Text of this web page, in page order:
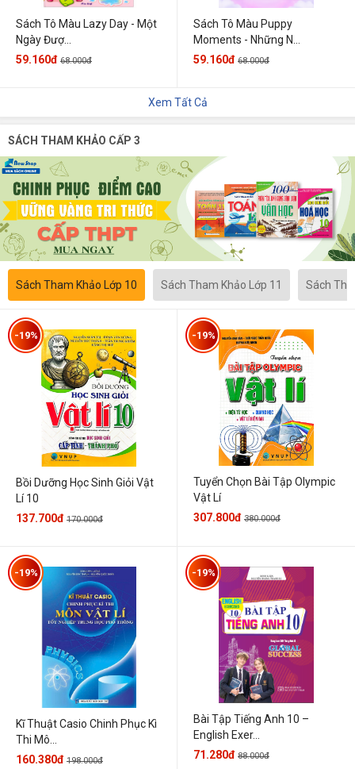
Sách Tô Màu Lazy Day - Một
Ngày Đượ...
59.160đ 68.000đ
Sách Tô Màu Puppy
Moments - Những N...
59.160đ 68.000đ
Xem Tất Cả
SÁCH THAM KHẢO CẤP 3
Sách Tham Khảo Lớp 10 Sách Tham Khảo Lớp 11 Sách
Bồi Dưỡng Học Sinh Giỏi Vật
Lí 10
-19%
137.700đ 170.000đ
Tuyển Chọn Bài Tập Olympic
Vật Lí
-19%
307.800đ 380.000đ
Kĩ Thuật Casio Chinh Phục Kì
Thi Mô...
-19%
160.380đ 198.000đ
Bài Tập Tiếng Anh 10 –
English Exer...
-19%
71.280đ 88.000đ